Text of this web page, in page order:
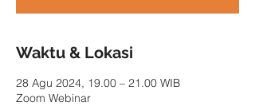
Waktu & Lokasi
28 Agu 2024, 19.00 – 21.00 WIB
Zoom Webinar